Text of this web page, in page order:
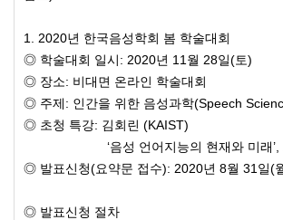
1. 2020년 한국음성학회 봄 학술대회
◎ 학술대회 일시: 2020년 11월 28일(토)
◎ 장소: 비대면 온라인 학술대회
◎ 주제: 인간을 위한 음성과학(Speech
◎ 초청 특강: 김회린 (KAIST)
‘음성 언어지능의 현재와 미래’,
◎ 발표신청(요약문 접수): 2020년 8월 31일(
◎ 발표신청 절차